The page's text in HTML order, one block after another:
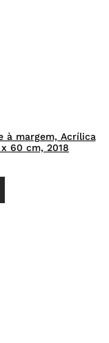
à margem, Acrílica
60 cm, 2018